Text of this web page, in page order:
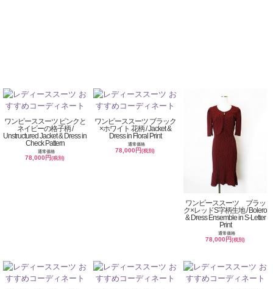
ワンピーススーツ ピンクと
ネイビーの格子柄 /
Unstructured Jacket & Dress in
Check Pattern
通常価格
78,000円(税別)
ワンピーススーツ ブラック
×ホワイト 花柄 / Jacket &
Dress in Floral Print
通常価格
78,000円(税別)
ワンピーススーツ ブラッ
ク×レッドS字柄生地 / Bolero
& Dress Ensemble in S-Letter
Print
通常価格
78,000円(税別)